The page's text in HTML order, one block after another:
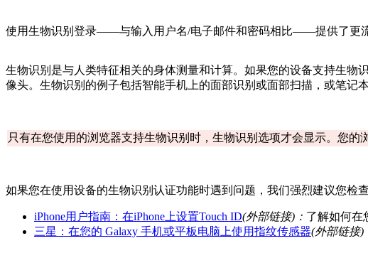
使用生物识别登录——与输入用户名/电子邮件和密码相比——提供了更
生物识别是与人类特征相关的身体测量和计算。如果您的设备支持生物
像头。生物识别的例子包括智能手机上的面部识别或面部扫描，或笔记
只有在您使用的浏览器支持生物识别时，生物识别选项才会显示。您的
如果您在使用设备的生物识别认证功能时遇到问题，我们强烈建议您检
iPhone用户指南：在iPhone上设置Touch ID(外部链接)： 了解如何在
三星：在您的 Galaxy 手机或平板电脑上使用指纹传感器(外部链接)